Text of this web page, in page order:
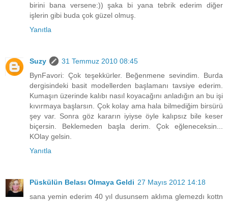
birini bana versene:)) şaka bi yana tebrik ederim diğer
işlerin gibi buda çok güzel olmuş.
Yanıtla
Suzy
31 Temmuz 2010 08:45
BynFavori: Çok teşekkürler. Beğenmene sevindim. Burda
dergisindeki basit modellerden başlamanı tavsiye ederim.
Kumaşın üzerinde kalıbı nasıl koyacağını anladığın an bu işi
kıvırmaya başlarsın. Çok kolay ama hala bilmediğim birsürü
şey var. Sonra göz kararın iyiyse öyle kalıpsız bile keser
biçersin. Beklemeden başla derim. Çok eğleneceksin...
KOlay gelsin.
Yanıtla
Püskülün Belası Olmaya Geldi 27 Mayıs 2012 14:18
sana yemin ederim 40 yıl dusunsem aklıma glemezdı kottn